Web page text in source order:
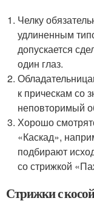
Челку
удлиненным
допускается
один глаз.
к прическам со
неповторимый
Хорошо
«Каскад»,
подбирают
со стрижкой
Стрижки с